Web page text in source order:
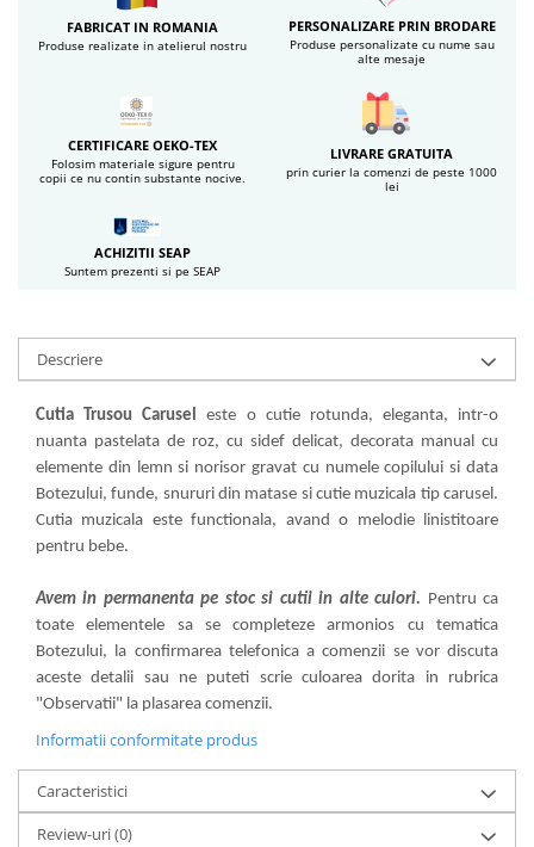
FABRICAT IN ROMANIA
Produse realizate in atelierul nostru
PERSONALIZARE PRIN BRODARE
Produse personalizate cu nume sau
alte mesaje
CERTIFICARE OEKO-TEX
Folosim materiale sigure pentru
copii ce nu contin substante nocive.
LIVRARE GRATUITA
prin curier la comenzi de peste 1000
lei
ACHIZITII SEAP
Suntem prezenti si pe SEAP
Descriere
Cutia Trusou Caruseleste o cutie rotunda, eleganta, intr-o
nuanta pastelata de roz, cu sidef delicat, decorata manual cu
elemente din lemn si norisor gravat cu numele copilului si data
Botezului, funde, snururi din matase si cutie muzicala tip carusel.
Cutia muzicala este functionala, avand o melodie linistitoare
pentru bebe.
Avem in permanenta pe stoc si cutii in alte culori. Pentru ca
toate elementele sa se completeze armonios cu tematica
Botezului, la confirmarea telefonica a comenzii se vor discuta
aceste detalii sau ne puteti scrie culoarea dorita in rubrica
"Observatii" la plasarea comenzii.
Informatii conformitate produs
Caracteristici
Review-uri(0)